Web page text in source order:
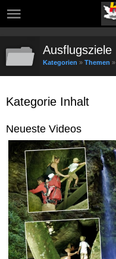
Ausflugsziele
Kategorien » Themen »
Kategorie Inhalt
Neueste Videos